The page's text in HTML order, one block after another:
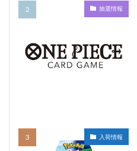
抽選情報
入荷情報